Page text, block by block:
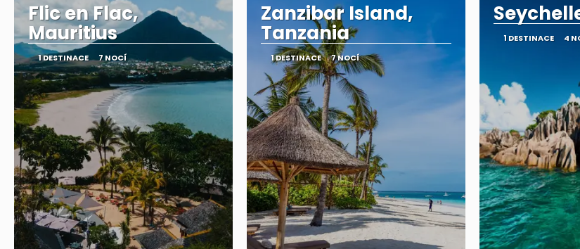
Flic en Flac,
Mauritius
1 DESTINACE 7 NOCÍ
Zanzibar Island,
Tanzania
1 DESTINACE 7 NOCÍ
1 DESTINACE 4